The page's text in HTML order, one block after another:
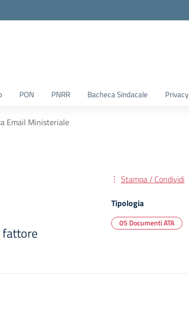
PON PNRR Bacheca Sindacale Privacy
Email Ministeriale
fattore
Stampa / Condividi
Tipologia
05 Documenti ATA